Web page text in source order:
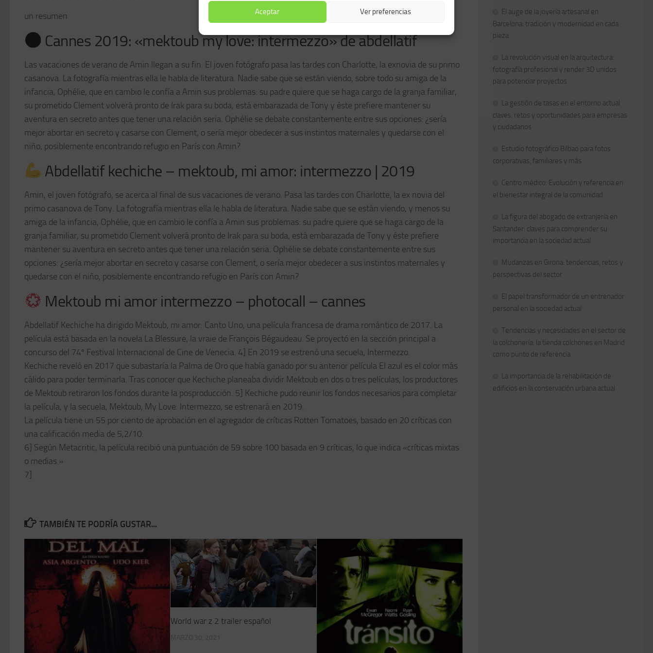
Aceptar Ver preferencias
un resumen
Cannes 2019: «mektoub my love: intermezzo» de abdellatif
Las vacaciones de verano de Amin llegan a su fin. El joven fotógrafo pasa las tardes con Charlotte, la exnovia de su primo
casanova. La fotografía mientras ella le habla de literatura. Nadie sabe que se están viendo, sobre todo su amiga de la
infancia, Ophélie, que en cambio le confía a Amin sus problemas: su padre quiere que se haga cargo de la granja familiar,
su prometido Clement volverá pronto de Irak para su boda, está embarazada de Tony y éste prefiere mantener su
aventura en secreto antes que tener una relación seria. Ophélie se debate constantemente entre sus opciones: ¿sería
mejor abortar en secreto y casarse con Clement, o sería mejor obedecer a sus instintos maternales y quedarse con el
niño, posiblemente encontrando refugio en París con Amin?
Abdellatif kechiche – mektoub, mi amor: intermezzo | 2019
Amin, el joven fotógrafo, se acerca al final de sus vacaciones de verano. Pasa las tardes con Charlotte, la ex novia del
primo casanova de Tony. La fotografía mientras ella le habla de literatura. Nadie sabe que se están viendo, y menos su
amiga de la infancia, Ophélie, que en cambio le confía a Amin sus problemas: su padre quiere que se haga cargo de la
granja familiar, su prometido Clement volverá pronto de Irak para su boda, está embarazada de Tony y éste prefiere
mantener su aventura en secreto antes que tener una relación seria. Ophélie se debate constantemente entre sus
opciones: ¿sería mejor abortar en secreto y casarse con Clement, o sería mejor obedecer a sus instintos maternales y
quedarse con el niño, posiblemente encontrando refugio en París con Amin?
Mektoub mi amor intermezzo – photocall – cannes
Abdellatif Kechiche ha dirigido Mektoub, mi amor: Canto Uno, una película francesa de drama romántico de 2017. La
película está basada en la novela La Blessure, la vraie de François Bégaudeau. Se proyectó en la sección principal a
concurso del 74º Festival Internacional de Cine de Venecia. 4] En 2019 se estrenó una secuela, Intermezzo.
Kechiche reveló en 2017 que subastaría la Palma de Oro que había ganado por su anterior película El azul es el color más
cálido para poder terminarla. Tras conocer que Kechiche planeaba dividir Mektoub en dos o tres películas, los productores
de Mektoub retiraron los fondos durante la posproducción. 5] Kechiche pudo reunir los fondos necesarios para completar
la película, y la secuela, Mektoub, My Love: Intermezzo, se estrenará en 2019.
La película tiene un 55 por ciento de aprobación en el agregador de críticas Rotten Tomatoes, basado en 20 críticas con
una calificación media de 5,2/10.
6] Según Metacritic, la película recibió una puntuación de 59 sobre 100 basada en 9 críticas, lo que indica «críticas mixtas
o medias.»
7]
TAMBIÉN TE PODRÍA GUSTAR...
World war z 2 trailer español
El auge de la joyería artesanal en
Barcelona: tradición y modernidad en cada
pieza
La revolución visual en la arquitectura:
fotografía profesional y render 3D unidos
para potenciar proyectos
La gestión de tasas en el entorno actual:
claves, retos y oportunidades para empresas
y ciudadanos
Estudio fotográfico Bilbao para fotos
corporativas, familiares y más
Centro médico: Evolución y referencia en
el bienestar integral de la comunidad
La figura del abogado de extranjería en
Santander: claves para comprender su
importancia en la sociedad actual
Mudanzas en Girona: tendencias, retos y
perspectivas del sector
El papel transformador de un entrenador
personal en la sociedad actual
Tendencias y necesidades en el sector de
la colchonería: la tienda colchones en Madrid
como punto de referencia
La importancia de la rehabilitación de
edificios en la conservación urbana actual